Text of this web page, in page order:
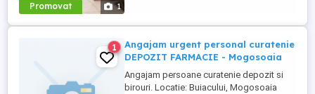
Promovat 1
1
Angajam urgent personal curatenie
DEPOZIT FARMACIE - Mogosoaia
Angajam persoane curatenie depozit si
birouri. Locatie: Buiacului, Mogosoaia